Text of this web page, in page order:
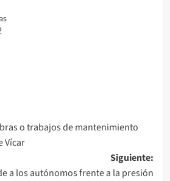
o trabajos de mantenimiento
Vícar
Siguiente:
a los autónomos frente a la presión